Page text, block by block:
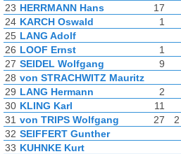
23 HERRMANN Hans 17
24 KARCH Oswald
1
25 LANG Adolf
26 LOOF Ernst
1
27 SEIDEL Wolfgang
9
28 von STRACHWITZ Mauritz
29 LANG Hermann 2
30 KLING Karl 11
31 von TRIPS Wolfgang 27 2
32 SEIFFERT Gunther
33 KUHNKE Kurt